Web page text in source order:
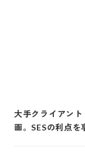
大手クライアン
画。SESの利点を